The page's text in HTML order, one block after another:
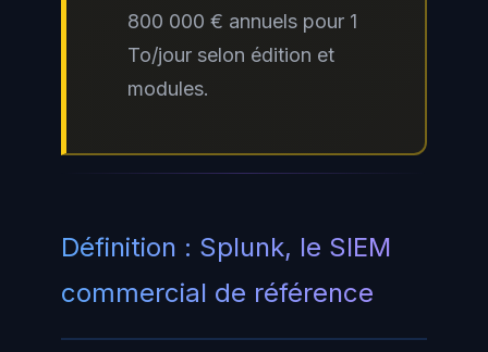
800 000 € annuels pour 1
To/jour selon édition et
modules.
Définition : Splunk, le SIEM
commercial de référence